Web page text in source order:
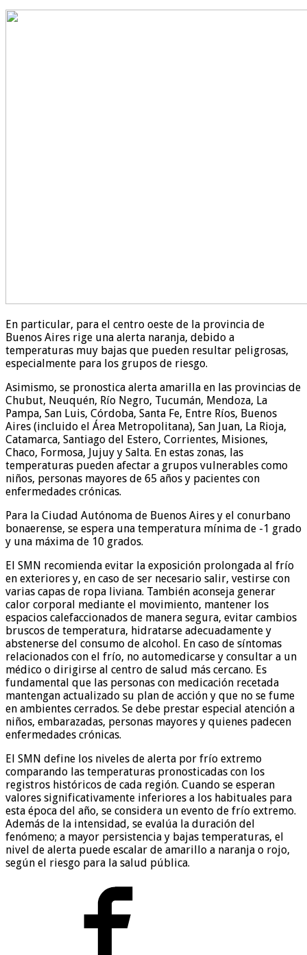
En particular, para el centro oeste de la provincia de
Buenos Aires rige una alerta naranja, debido a
temperaturas muy bajas que pueden resultar peligrosas,
especialmente para los grupos de riesgo.
Asimismo, se pronostica alerta amarilla en las provincias de
Chubut, Neuquén, Río Negro, Tucumán, Mendoza, La
Pampa, San Luis, Córdoba, Santa Fe, Entre Ríos, Buenos
Aires (incluido el Área Metropolitana), San Juan, La Rioja,
Catamarca, Santiago del Estero, Corrientes, Misiones,
Chaco, Formosa, Jujuy y Salta. En estas zonas, las
temperaturas pueden afectar a grupos vulnerables como
niños, personas mayores de 65 años y pacientes con
enfermedades crónicas.
Para la Ciudad Autónoma de Buenos Aires y el conurbano
bonaerense, se espera una temperatura mínima de -1 grado
y una máxima de 10 grados.
El SMN recomienda evitar la exposición prolongada al frío
en exteriores y, en caso de ser necesario salir, vestirse con
varias capas de ropa liviana. También aconseja generar
calor corporal mediante el movimiento, mantener los
espacios calefaccionados de manera segura, evitar cambios
bruscos de temperatura, hidratarse adecuadamente y
abstenerse del consumo de alcohol. En caso de síntomas
relacionados con el frío, no automedicarse y consultar a un
médico o dirigirse al centro de salud más cercano. Es
fundamental que las personas con medicación recetada
mantengan actualizado su plan de acción y que no se fume
en ambientes cerrados. Se debe prestar especial atención a
niños, embarazadas, personas mayores y quienes padecen
enfermedades crónicas.
El SMN define los niveles de alerta por frío extremo
comparando las temperaturas pronosticadas con los
registros históricos de cada región. Cuando se esperan
valores significativamente inferiores a los habituales para
esta época del año, se considera un evento de frío extremo.
Además de la intensidad, se evalúa la duración del
fenómeno; a mayor persistencia y bajas temperaturas, el
nivel de alerta puede escalar de amarillo a naranja o rojo,
según el riesgo para la salud pública.